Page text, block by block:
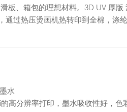
板、箱包的理想材料。3D UV 厚版
通过热压烫画机热转印到全棉，涤
水
高分辨率打印，墨水吸收性好，色